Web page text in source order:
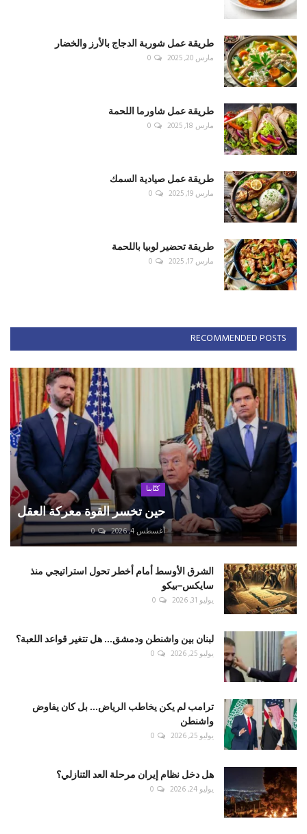
طريقة عمل شوربة الدجاج بالأرز والخضار
مارس 20, 2025 0
طريقة عمل شاورما اللحمة
مارس 18, 2025 0
طريقة عمل صيادية السمك
مارس 19, 2025 0
طريقة تحضير لوبيا باللحمة
مارس 17, 2025 0
RECOMMENDED POSTS
كتّابنا
حين تخسر القوة معركة العقل
أغسطس 4, 2026 0
الشرق الأوسط أمام أخطر تحول استراتيجي منذ
سايكس–بيكو
يوليو 31, 2026 0
لبنان بين واشنطن ودمشق... هل تتغير قواعد اللعبة؟
يوليو 25, 2026 0
ترامب لم يكن يخاطب الرياض... بل كان يفاوض
واشنطن
يوليو 25, 2026 0
هل دخل نظام إيران مرحلة العد التنازلي؟
يوليو 24, 2026 0